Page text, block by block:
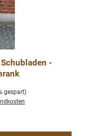
-
gespart)